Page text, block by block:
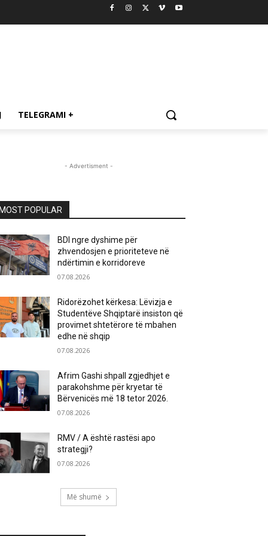
TELEGRAMI +
- Advertisment -
MOST POPULAR
BDI ngre dyshime për
zhvendosjen e prioriteteve në
ndërtimin e korridoreve
07.08.2026
Ridorëzohet kërkesa: Lëvizja e
Studentëve Shqiptarë insiston që
provimet shtetërore të mbahen
edhe në shqip
07.08.2026
Afrim Gashi shpall zgjedhjet e
parakohshme për kryetar të
Bërvenicës më 18 tetor 2026.
07.08.2026
RMV / A është rastësi apo
strategji?
07.08.2026
Më shumë